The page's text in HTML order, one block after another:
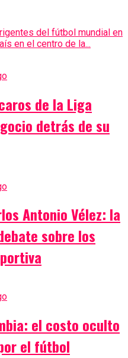
del fútbol mundial en
en el centro de la...
de la Liga
detrás de su
Antonio Vélez: la
sobre los
el costo oculto
el fútbol